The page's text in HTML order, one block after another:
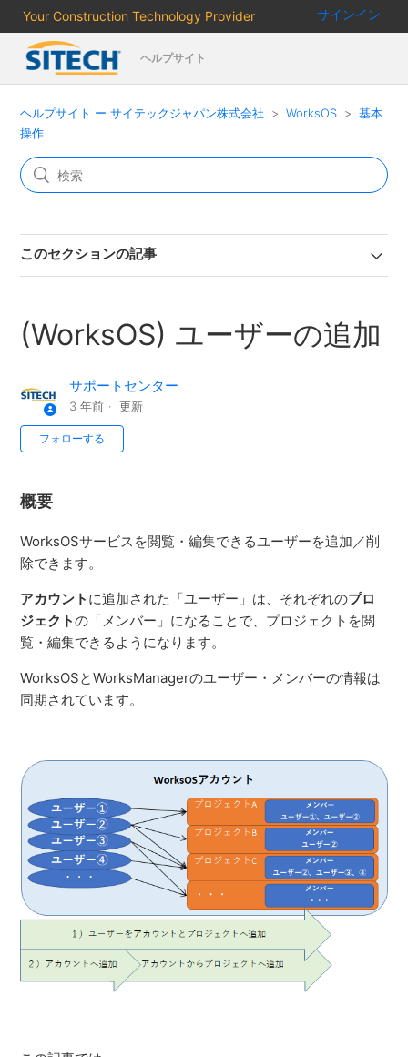
Your Construction Technology Provider サインイン
ヘルプサイト
ヘルプサイト ー サイテックジャパン株式会社 WorksOS
基本
操作
このセクションの記事
(WorksOS) ユーザーの追加
サポートセンター
3 年前 更新
フォローする
概要
WorksOSサービスを閲覧・編集できるユーザーを追加／削
除できます。
アカウント に追加された「ユーザー」は、それぞれのプロ
ジェクトの「メンバー」になることで、プロジェクトを閲
覧・編集できるようになります。
WorksOSとWorksManagerのユーザー・メンバーの情報は
同期されています。